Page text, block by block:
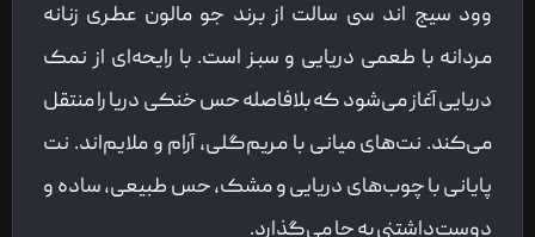
وود سیج اند سی سالت از برند جو مالون عطری زنانه
مردانه با طعمی دریایی و سبز است. با رایحه‌ای از نمک
دریایی آغاز می‌شود که بلافاصله حس خنکی دریا را منتقل
می‌کند. نت‌های میانی با مریم‌گلی، آرام و ملایم‌اند. نت
پایانی با چوب‌های دریایی و مشک، حس طبیعی، ساده و
دوست‌داشتنی به جا می‌گذارد.